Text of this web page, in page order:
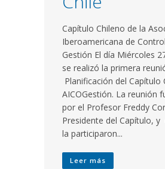
Capítulo Chileno de la
Iberoamericana de
Gestión El día Miércoles
se realizó la primera
Planificación del Capítulo
AICOGestión. La reunión
por el Profesor Freddy
Presidente del Capítulo,
la participaron...
Leer más